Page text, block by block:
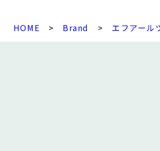
HOME > Brand > エフアール